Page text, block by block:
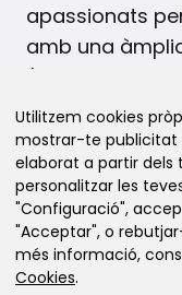
apassionats
amb una
l'ensenyament
© 2026 Botiga
robòtica i
Utilitzem cookies
mostrar-te publicitat
elaborat a partir dels
personalitzar les
"Configuració",
"Acceptar", o
més informació,
Cookies.